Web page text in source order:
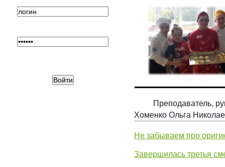
Преподаватель,
Хоменко Ольга
Не забываем про
Завершилась третья